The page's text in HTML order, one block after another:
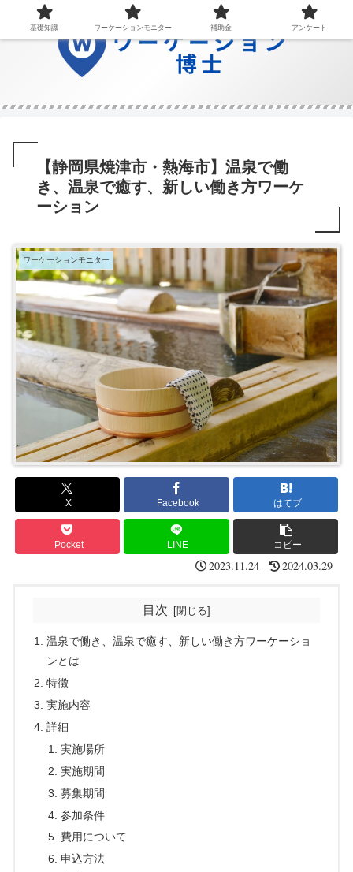
【静岡県焼津市・熱海市】温泉で働
き、温泉で癒す、新しい働き方ワーケ
ーション
ワーケーションモニター
X Facebook はてブ
Pocket LINE コピー
2023.11.24 2024.03.29
目次
温泉で働き、温泉で癒す、新しい働き方ワーケーショ
ンとは
特徴
実施内容
詳細
実施場所
実施期間
募集期間
参加条件
費用について
申込方法
基礎知識 ワーケーションモニター 補助金 アンケート